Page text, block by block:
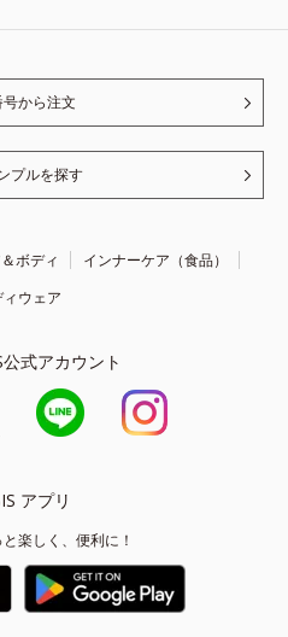
から注文
プルを探す
ボディ
インナーケア（食品）
ウェア
式アカウント
アプリ
楽しく、便利に！